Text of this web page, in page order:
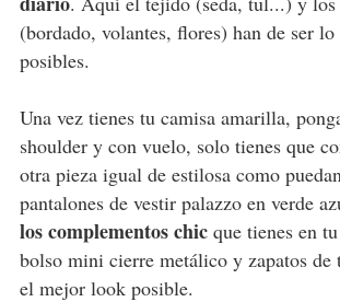
(bordado, volantes, flores) han de ser lo
posibles.
Una vez tienes tu camisa amarilla,
shoulder y con vuelo, solo tienes que
otra pieza igual de estilosa como
pantalones de vestir palazzo en verde
los complementos chicque tienes en
bolso mini cierre metálico y zapatos de
el mejor look posible.